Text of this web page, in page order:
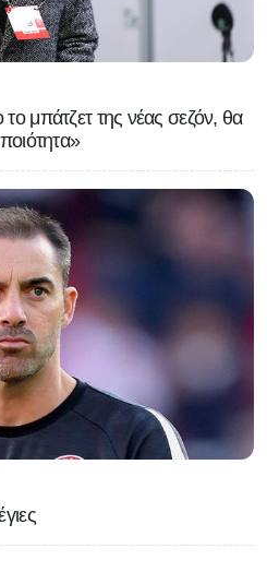
μπάτζετ της νέας σεζόν, θα